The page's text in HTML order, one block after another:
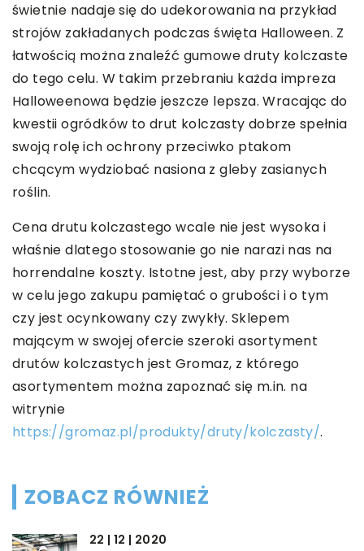
świetnie nadaje się do udekorowania na przykład
strojów zakładanych podczas święta Halloween. Z
łatwością można znaleźć gumowe druty kolczaste
do tego celu. W takim przebraniu każda impreza
Halloweenowa będzie jeszcze lepsza. Wracając do
kwestii ogródków to drut kolczasty dobrze spełnia
swoją rolę ich ochrony przeciwko ptakom
chcącym wydziobać nasiona z gleby zasianych
roślin.
Cena drutu kolczastego wcale nie jest wysoka i
właśnie dlatego stosowanie go nie narazi nas na
horrendalne koszty. Istotne jest, aby przy wyborze
w celu jego zakupu pamiętać o grubości i o tym
czy jest ocynkowany czy zwykły. Sklepem
mającym w swojej ofercie szeroki asortyment
drutów kolczastych jest Gromaz, z którego
asortymentem można zapoznać się m.in. na
witrynie
https://gromaz.pl/produkty/druty/kolczasty/.
ZOBACZ RÓWNIEŻ
22 | 12 | 2020